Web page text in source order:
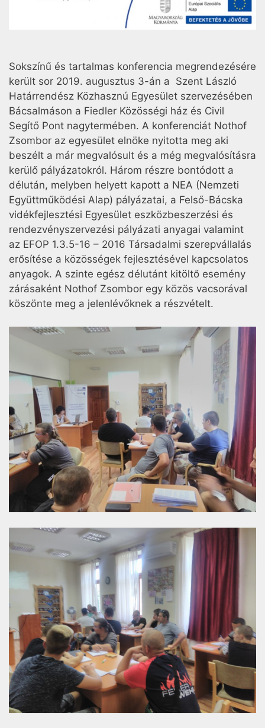
Sokszínű és tartalmas konferencia megrendezésére
került sor 2019. augusztus 3-án a Szent László
Határrendész Közhasznú Egyesület szervezésében
Bácsalmáson a Fiedler Közösségi ház és Civil
Segítő Pont nagytermében. A konferenciát Nothof
Zsombor az egyesület elnöke nyitotta meg aki
beszélt a már megvalósult és a még megvalósításra
kerülő pályázatokról. Három részre bontódott a
délután, melyben helyett kapott a NEA (Nemzeti
Együttműködési Alap) pályázatai, a Felső-Bácska
vidékfejlesztési Egyesület eszközbeszerzési és
rendezvényszervezési pályázati anyagai valamint
az EFOP 1.3.5-16 – 2016 Társadalmi szerepvállalás
erősítése a közösségek fejlesztésével kapcsolatos
anyagok. A szinte egész délutánt kitöltő esemény
zárásaként Nothof Zsombor egy közös vacsorával
köszönte meg a jelenlévőknek a részvételt.